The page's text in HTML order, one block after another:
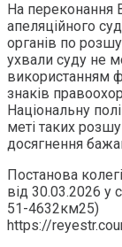
На переконання
апеляційного
органів по
ухвали суду не
використанням
знаків
Національну
меті таких
досягнення
Постанова
від 30.03.2026
51-4632км25)
https://